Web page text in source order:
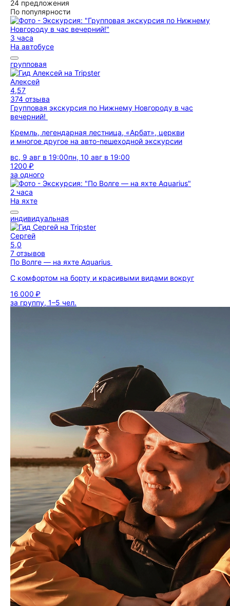
24 предложения
По популярности
3 часа
На автобусе
групповая
Алексей
4,57
374 отзыва
Групповая экскурсия по Нижнему Новгороду в час
вечерний!
Кремль, легендарная лестница, «Арбат», церкви
и многое другое на авто-пешеходной экскурсии
вс, 9 авг в 19:00пн, 10 авг в 19:00
1200 ₽
за одного
2 часа
На яхте
индивидуальная
Сергей
5,0
7 отзывов
По Волге — на яхте Aquarius
С комфортом на борту и красивыми видами вокруг
16 000 ₽
за группу, 1–5 чел.